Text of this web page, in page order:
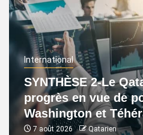
International
SYNTHÈSE 2-Le
progrès en vue de
Washington et
7 août 2026 Qatarien